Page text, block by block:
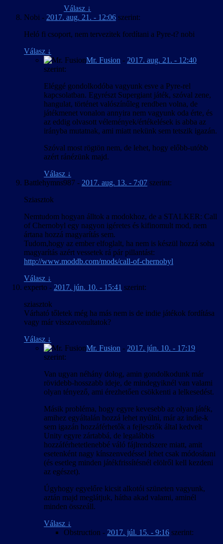
Válasz ↓
Nobi - 2017. aug. 21. - 12:06 szerint:
Heló fi csoport, nem tervezitek fordítani a Pyre-t? nobi
Válasz ↓
Mr. Fusion - 2017. aug. 21. - 12:40
szerint:
Eléggé gondolkodóba vagyunk esve a Pyre-rel
kapcsolatban. Egyrészt Supergiant játék, szóval zene,
hangulat, történet valószínűleg rendben volna, de
játékmenet vonalon annyira nem vagyunk oda érte, és
az eddig olvasott vélemények/értékelések is abba az
irányba mutatnak, ami miatt nekünk sem tetszik igazán.
Szóval most rögtön nem, de lehet, hogy előbb-utóbb
azért ránézünk majd.
Válasz ↓
Battlehymns987 - 2017. aug. 13. - 7:07 szerint:
Sziasztok
Nemtudom hogyan álltok a modokhoz, de a STALKER: Call
of Chernobyl egy nagyon igéretes és kifinomult mod, nem
ártana hozzá magyarítás sem.
Tudom,hogy az ember elfoglalt, ha nem is készül hozzá soha
magyarítás azért vessetek rá pár pillantást:
http://www.moddb.com/mods/call-of-chernobyl
Válasz ↓
experto - 2017. jún. 10. - 15:41 szerint:
sziasztok
Várható tőletek még ha más nem is de indie játékok fordítása
vagy már visszavonultatok?
Válasz ↓
Mr. Fusion - 2017. jún. 10. - 17:19
szerint:
Van ugyan néhány dolog, amin gondolkodunk már
rövidebb-hosszabb ideje, de mindegyiknél van valami
olyan tényező, ami érezhetően csökkenti a lelkesedést.
Másik probléma, hogy egyre kevesebb az olyan játék,
amihez egyáltalán hozzá lehet nyúlni, már az indie-k
sem igazán hozzáférhetők a fejlesztők által kedvelt
Unity egyre zártabbá, de legalábbis
hozzáférhetetlenebbé váló fájlrendszere miatt, amit
esetenként nagy kínszenvedéssel lehet csak módosítani
(és esetleg minden játékfrissítésnél elölről kell kezdeni
az egészet).
Úgyhogy egyelőre kicsit alkotói szüneten vagyunk,
aztán majd meglátjuk, hátha akad valami, aminél
minden összeáll.
Válasz ↓
Obstruction - 2017. júl. 15. - 9:16 szerint: